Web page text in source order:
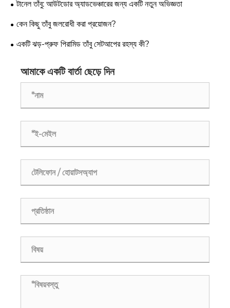
টানেল তাঁবু: আউটডোর অ্যাডভেঞ্চারের জন্য একটি নতুন অভিজ্ঞতা
কেন কিছু তাঁবু জলরোধী করা প্রয়োজন?
একটি ঝড়-প্রুফ পিরামিড তাঁবু সেটআপের রহস্য কী?
আমাকে একটি বার্তা ছেড়ে দিন